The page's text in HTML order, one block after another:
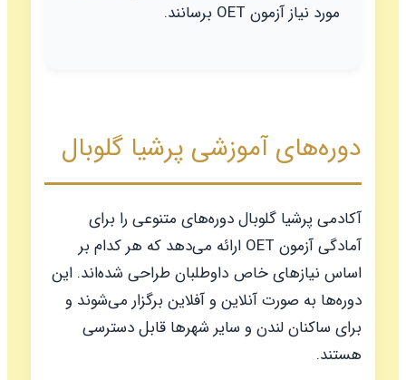
مورد نیاز آزمون OET برسانند.
دوره‌های آموزشی پرشیا گلوبال
آکادمی پرشیا گلوبال دوره‌های متنوعی را برای
آمادگی آزمون OET ارائه می‌دهد که هر کدام بر
اساس نیازهای خاص داوطلبان طراحی شده‌اند. این
دوره‌ها به صورت آنلاین و آفلاین برگزار می‌شوند و
برای ساکنان لندن و سایر شهرها قابل دسترسی
هستند.